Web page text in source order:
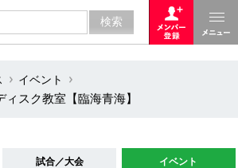
イベント
ィスク教室【臨海青海】
試合／大会 イベント